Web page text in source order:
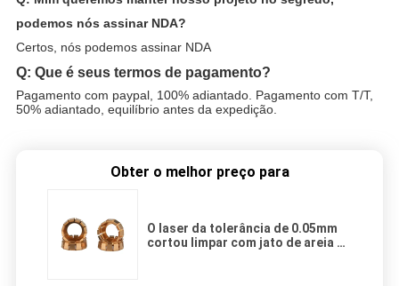
podemos nós assinar NDA?
Certos, nós podemos assinar NDA
Q: Que é seus termos de pagamento?
Pagamento com paypal, 100% adiantado. Pagamento com T/T,
50% adiantado, equilíbrio antes da expedição.
Obter o melhor preço para
O laser da tolerância de 0.05mm
cortou limpar com jato de areia de